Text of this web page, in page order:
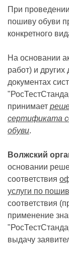
При
пошиву обуви
конкретного
На основании
работ) и
документах
принимает
сертификата
обуви.
Волжский
основании
соответствия
услуги по
соответствия
применение
выдачу